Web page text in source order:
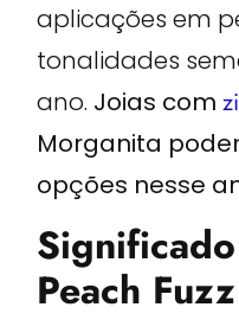
aplicações em
tonalidades
ano. Joias com
Morganita
opções nesse
Peach Fuzz